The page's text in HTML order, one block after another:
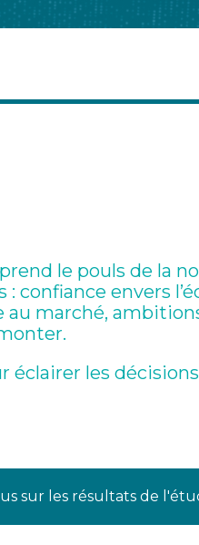
le pouls de la
: confiance envers
marché,
éclairer les
sur les résultats de